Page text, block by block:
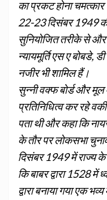
का प्रकट होना चमत्कार
22-23 दिसंबर 1949
सुनियोजित तरीके से और
न्यायमूर्ति एस ए
नजीर भी शामिल हैं।
सुन्नी वक्फ बोर्ड और मूल
प्रतिनिधित्व कर रहे
पता थी और कहा कि
के तौर पर लोकसभा
दिसंबर 1949 में राज्य
कि बाबर द्वारा 1528 में
द्वारा बनाया गया एक